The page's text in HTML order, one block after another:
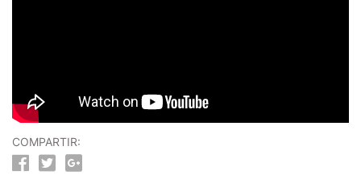
COMPARTIR: